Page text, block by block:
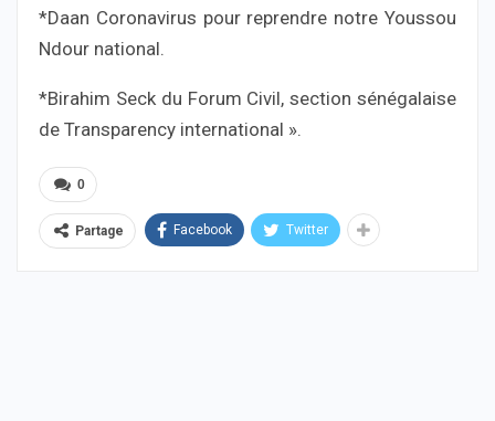
*Daan Coronavirus pour reprendre notre Youssou
Ndour national.
*Birahim Seck du Forum Civil, section sénégalaise
de Transparency international ».
0
Partage Facebook Twitter